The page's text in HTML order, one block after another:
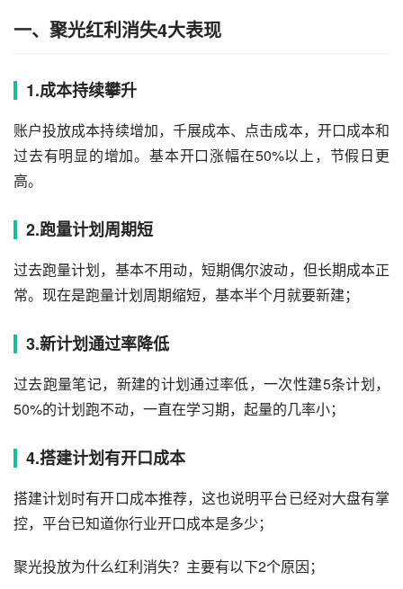
一、聚光红利消失4大表现
1.成本持续攀升
账户投放成本持续增加，千展成本、点击成本，开口成本和
过去有明显的增加。基本开口涨幅在50%以上，节假日更
高。
2.跑量计划周期短
过去跑量计划，基本不用动，短期偶尔波动，但长期成本正
常。现在是跑量计划周期缩短，基本半个月就要新建；
3.新计划通过率降低
过去跑量笔记，新建的计划通过率低，一次性建5条计划，
50%的计划跑不动，一直在学习期，起量的几率小；
4.搭建计划有开口成本
搭建计划时有开口成本推荐，这也说明平台已经对大盘有掌
控，平台已知道你行业开口成本是多少；
聚光投放为什么红利消失？主要有以下2个原因；